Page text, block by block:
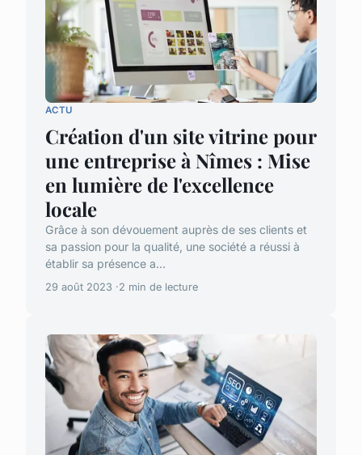
ACTU
Création d'un site vitrine pour
une entreprise à Nîmes : Mise
en lumière de l'excellence
locale
Grâce à son dévouement auprès de ses clients et
sa passion pour la qualité, une société a réussi à
établir sa présence a...
29 août 2023 2 min de lecture